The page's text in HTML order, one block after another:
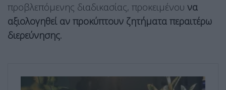
προβλεπόμενης διαδικασίας, προκειμένου να
αξιολογηθεί αν προκύπτουν ζητήματα περαιτέρω
διερεύνησης.